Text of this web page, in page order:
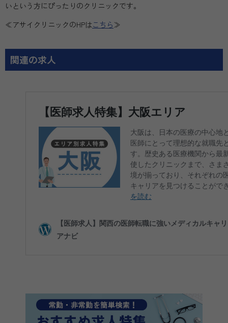
いという方にぴったりのクリニックです。
≪アサイクリニックのHPはこちら ≫
関連の求人